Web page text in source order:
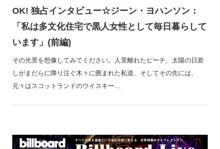
OK! 独占インタビュー☆ジーン・ヨハンソン：
「私は多文化住宅で黒人女性として毎日暮らして
います」(前編)
その光景を想像してみてください。人里離れたビーチ、太陽の日差
しがまだらに降り注ぐ木々に囲まれた私道、そしてその先には、
元々はスコットランドのウイスキー…